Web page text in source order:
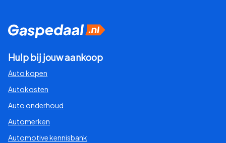
Hulp bij jouw aankoop
Auto kopen
Autokosten
Auto onderhoud
Automerken
Automotive kennisbank